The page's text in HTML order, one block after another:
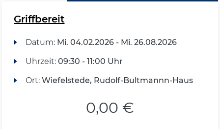
Griffbereit
Datum: Mi. 04.02.2026 - Mi. 26.08.2026
Uhrzeit: 09:30 - 11:00 Uhr
Ort: Wiefelstede, Rudolf-Bultmannn-Haus
0,00 €